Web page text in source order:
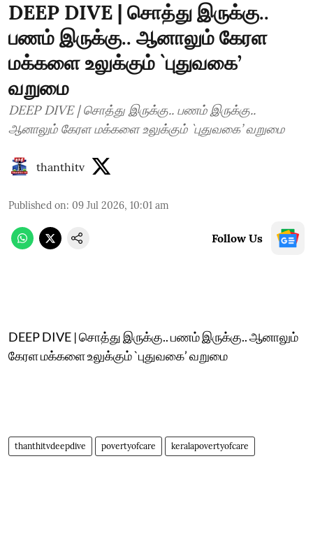
DEEP DIVE | சொத்து இருக்கு..
பணம் இருக்கு.. ஆனாலும் கேரள
மக்களை உலுக்கும் `புதுவகை’
வறுமை
DEEP DIVE | சொத்து இருக்கு.. பணம் இருக்கு..
ஆனாலும் கேரள மக்களை உலுக்கும் `புதுவகை’ வறுமை
thanthitv
Published on: 09 Jul 2026, 10:01 am
Follow Us
DEEP DIVE | சொத்து இருக்கு.. பணம் இருக்கு.. ஆனாலும்
கேரள மக்களை உலுக்கும் `புதுவகை’ வறுமை
thanthitvdeepdive povertyofcare keralapovertyofcare